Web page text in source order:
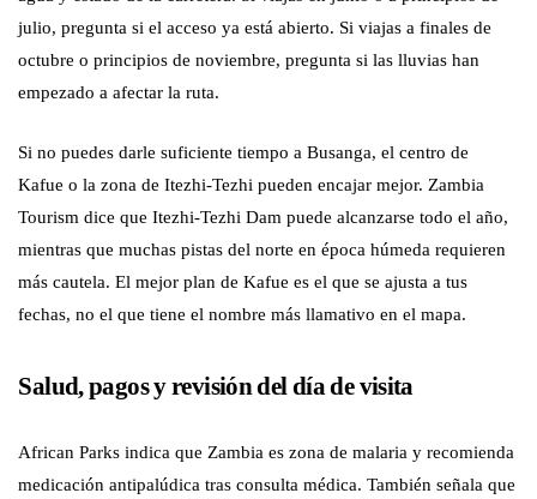
julio, pregunta si el acceso ya está abierto. Si viajas a finales de
octubre o principios de noviembre, pregunta si las lluvias han
empezado a afectar la ruta.
Si no puedes darle suficiente tiempo a Busanga, el centro de
Kafue o la zona de Itezhi-Tezhi pueden encajar mejor. Zambia
Tourism dice que Itezhi-Tezhi Dam puede alcanzarse todo el año,
mientras que muchas pistas del norte en época húmeda requieren
más cautela. El mejor plan de Kafue es el que se ajusta a tus
fechas, no el que tiene el nombre más llamativo en el mapa.
Salud, pagos y revisión del día de visita
African Parks indica que Zambia es zona de malaria y recomienda
medicación antipalúdica tras consulta médica. También señala que